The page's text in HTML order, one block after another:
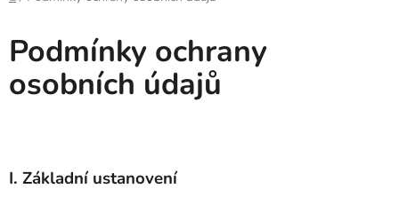
Podmínky ochrany
osobních údajů
I. Základní ustanovení